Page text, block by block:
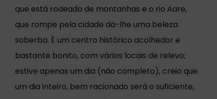
que está rodeado de montanhas e o rio Aare,
que rompe pela cidade dá-lhe uma beleza
soberba. É um centro histórico acolhedor e
bastante bonito, com vários locais de relevo;
estive apenas um dia (não completo), creio que
um dia inteiro, bem racionado será o suficiente,